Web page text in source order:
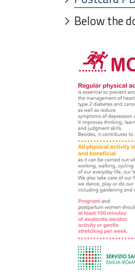
Below the